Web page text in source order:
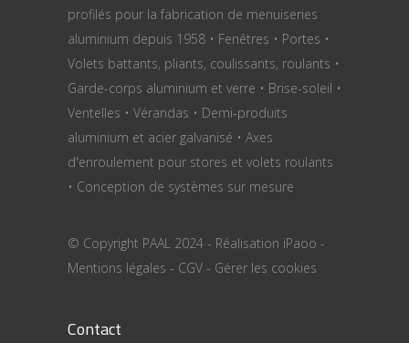
profilés pour la fabrication de menuiseries
aluminium depuis 1958 • Fenêtres • Portes •
Volets battants, pliants, coulissants, roulants •
Garde-corps aluminium et verre • Brise-soleil •
Ventelles • Vérandas • Demi-produits
aluminium et acier galvanisé • Axes
d'enroulement pour stores et volets roulants
• Conception de systèmes sur mesure
© Copyright PAAL 2024 - Réalisation iPaoo -
Mentions légales - CGV - Gérer les cookies
Contact